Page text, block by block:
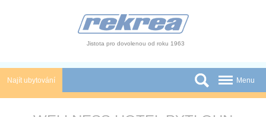
Jistota pro dovolenou od roku 1963
Najít ubytování Menu